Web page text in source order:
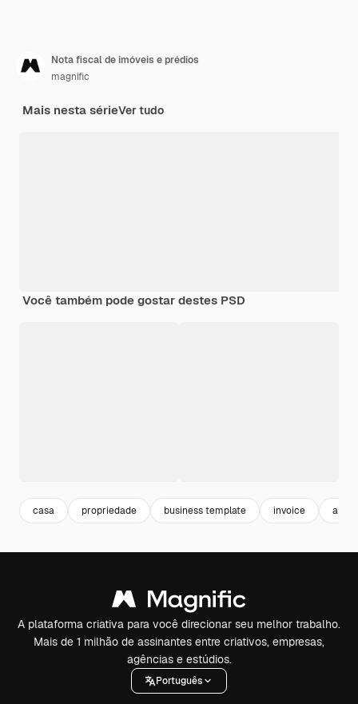
Nota fiscal de imóveis e prédios
magnific
Mais nesta sérieVer tudo
Você também pode gostar destes PSD
casa propriedade business template invoice
A plataforma criativa para você direcionar seu melhor trabalho.
Mais de 1 milhão de assinantes entre criativos, empresas,
agências e estúdios.
Português